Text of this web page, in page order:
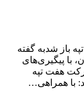
باز شدبه گفته
با پیگیری‌های
هفت تپه
با همراهی…